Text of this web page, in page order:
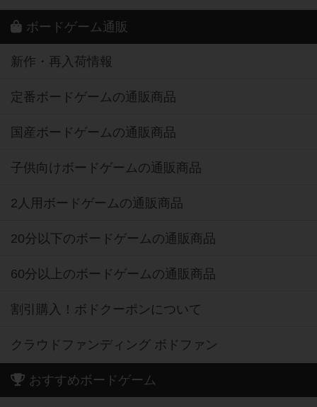
ボードゲーム通販
新作・再入荷情報
定番ボードゲームの通販商品
国産ボードゲームの通販商品
子供向けボードゲームの通販商品
2人用ボードゲームの通販商品
20分以下のボードゲームの通販商品
60分以上のボードゲームの通販商品
割引購入！ボドクーポンについて
クラウドファンディング ボドファン
おすすめボードゲーム